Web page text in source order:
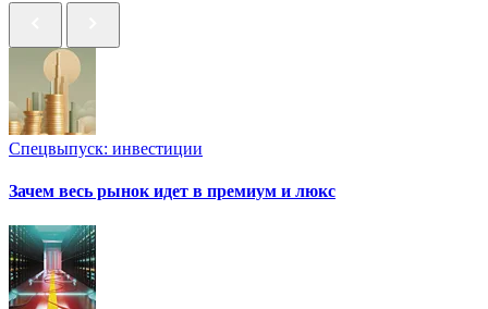
Спецвыпуск: инвестиции
Зачем весь рынок идет в премиум и люкс